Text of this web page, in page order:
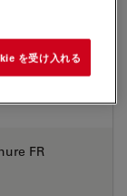
ES
FR
を受け入れる